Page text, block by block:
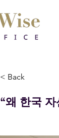
< Back
“왜 한국